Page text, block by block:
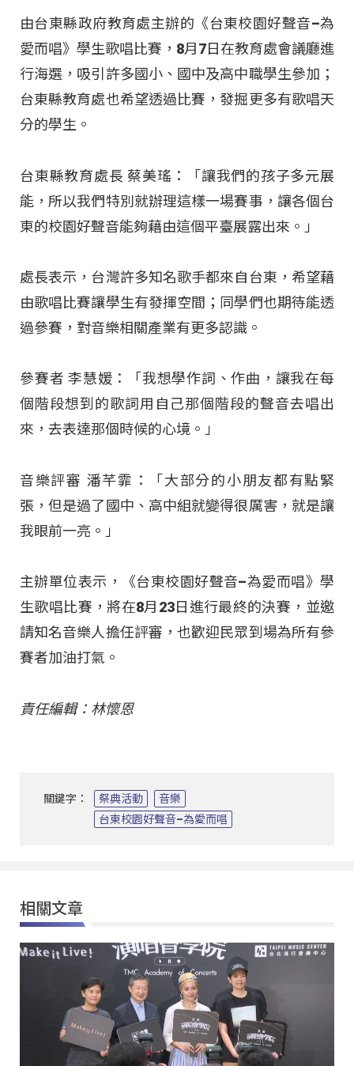
由台東縣政府教育處主辦的《台東校園好聲音–為
愛而唱》學生歌唱比賽，8月7日在教育處會議廳進
行海選，吸引許多國小、國中及高中職學生參加；
台東縣教育處也希望透過比賽，發掘更多有歌唱天
分的學生。
台東縣教育處長 蔡美瑤：「讓我們的孩子多元展
能，所以我們特別就辦理這樣一場賽事，讓各個台
東的校園好聲音能夠藉由這個平臺展露出來。」
處長表示，台灣許多知名歌手都來自台東，希望藉
由歌唱比賽讓學生有發揮空間；同學們也期待能透
過參賽，對音樂相關產業有更多認識。
參賽者 李慧媛：「我想學作詞、作曲，讓我在每
個階段想到的歌詞用自己那個階段的聲音去唱出
來，去表達那個時候的心境。」
音樂評審 潘芊霏：「大部分的小朋友都有點緊
張，但是過了國中、高中組就變得很厲害，就是讓
我眼前一亮。」
主辦單位表示，《台東校園好聲音–為愛而唱》學
生歌唱比賽，將在8月23日進行最終的決賽，並邀
請知名音樂人擔任評審，也歡迎民眾到場為所有參
賽者加油打氣。
責任編輯：林懷恩
關鍵字： 祭典活動
音樂
台東校園好聲音–為愛而唱
相關文章